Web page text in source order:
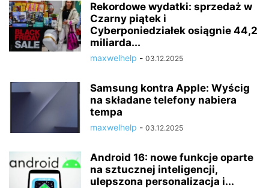
Rekordowe wydatki: sprzedaż w
Czarny piątek i
Cyberponiedziałek osiągnie 44,2
miliarda...
maxwelhelp - 03.12.2025
Samsung kontra Apple: Wyścig
na składane telefony nabiera
tempa
maxwelhelp - 03.12.2025
Android 16: nowe funkcje oparte
na sztucznej inteligencji,
ulepszona personalizacja i...